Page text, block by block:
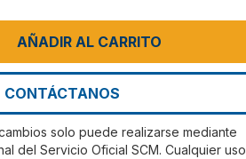
AÑADIR AL CARRITO
CONTÁCTANOS
solo puede realizarse mediante
del Servicio Oficial SCM. Cualquier uso